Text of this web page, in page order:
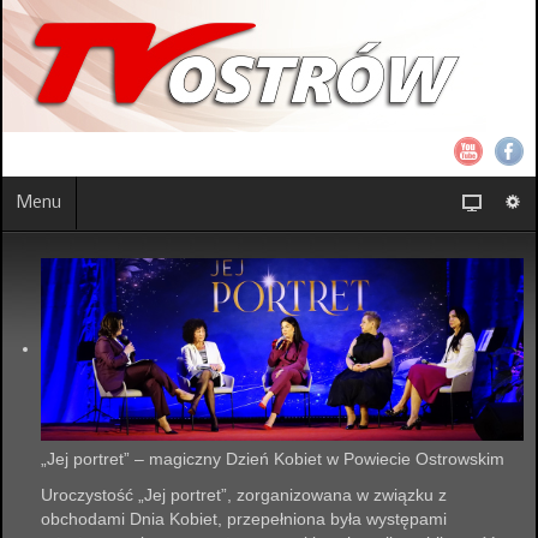
Menu
„Jej portret” – magiczny Dzień Kobiet w Powiecie Ostrowskim
Uroczystość „Jej portret”, zorganizowana w związku z
obchodami Dnia Kobiet, przepełniona była występami